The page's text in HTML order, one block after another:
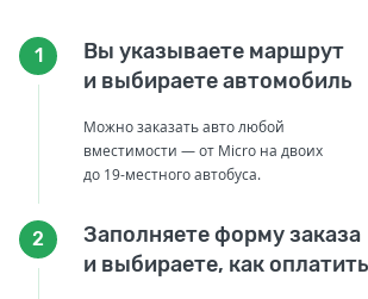
1
Вы указываете маршрут
и выбираете автомобиль
Можно заказать авто любой
вместимости — от Micro на двоих
до 19-местного автобуса.
2
Заполняете форму заказа
и выбираете, как оплатить